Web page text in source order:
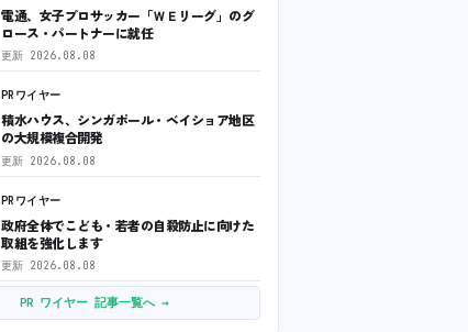
電通、女子プロサッカー「ＷＥリーグ」のグ
ロース・パートナーに就任
更新 2026.08.08
PRワイヤー
積水ハウス、シンガポール・ベイショア地区
の大規模複合開発
更新 2026.08.08
PRワイヤー
政府全体でこども・若者の自殺防止に向けた
取組を強化します
更新 2026.08.08
PR ワイヤー 記事一覧へ →